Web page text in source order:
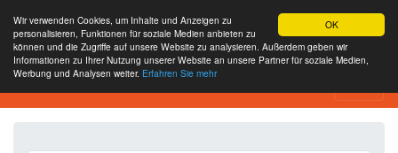
OK
Wir verwenden Cookies, um Inhalte und Anzeigen zu
personalisieren, Funktionen für soziale Medien anbieten zu
können und die Zugriffe auf unsere Website zu analysieren. Außerdem geben wir
Informationen zu Ihrer Nutzung unserer Website an unsere Partner für soziale Medien,
Werbung und Analysen weiter. Erfahren Sie mehr
Website-Analyse-Tool